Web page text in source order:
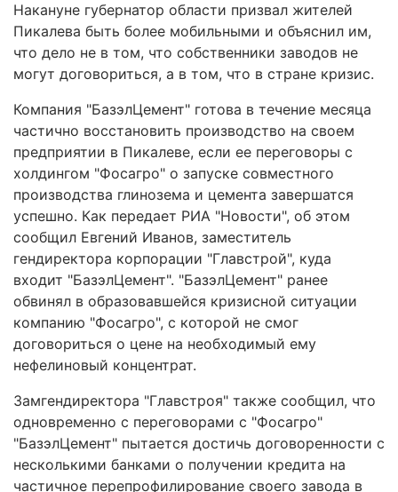
Накануне губернатор области призвал жителей
Пикалева быть более мобильными и объяснил им,
что дело не в том, что собственники заводов не
могут договориться, а в том, что в стране кризис.
Компания "БазэлЦемент" готова в течение месяца
частично восстановить производство на своем
предприятии в Пикалеве, если ее переговоры с
холдингом "Фосагро" о запуске совместного
производства глинозема и цемента завершатся
успешно. Как передает РИА "Новости", об этом
сообщил Евгений Иванов, заместитель
гендиректора корпорации "Главстрой", куда
входит "БазэлЦемент". "БазэлЦемент" ранее
обвинял в образовавшейся кризисной ситуации
компанию "Фосагро", с которой не смог
договориться о цене на необходимый ему
нефелиновый концентрат.
Замгендиректора "Главстроя" также сообщил, что
одновременно с переговорами с "Фосагро"
"БазэлЦемент" пытается достичь договоренности с
несколькими банками о получении кредита на
частичное перепрофилирование своего завода в